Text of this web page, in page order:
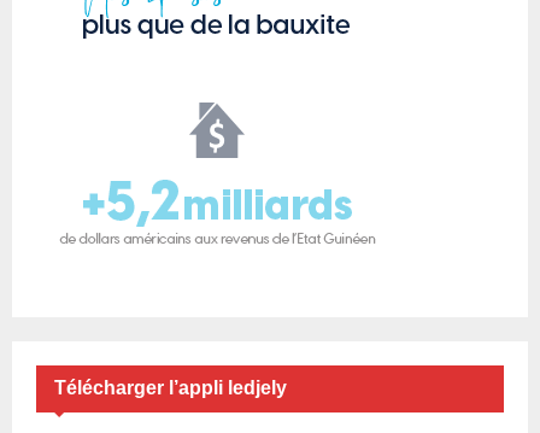
Télécharger l’appli ledjely